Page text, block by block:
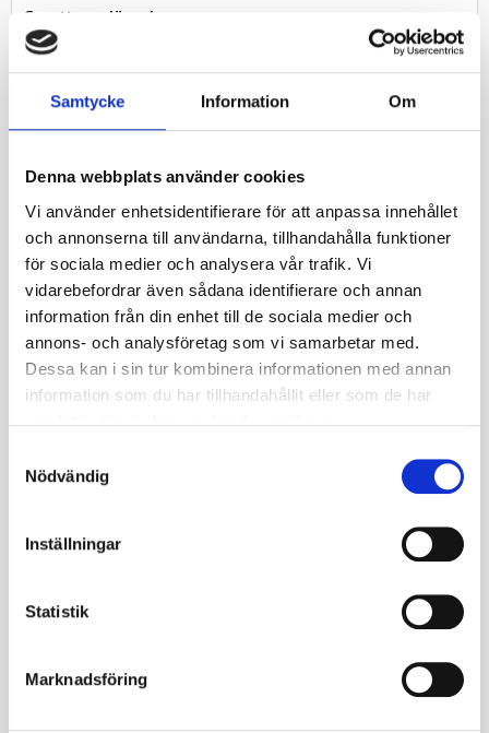
Samtycke Information Om
Denna webbplats använder cookies
Vi använder enhetsidentifierare för att anpassa innehållet
och annonserna till användarna, tillhandahålla funktioner
för sociala medier och analysera vår trafik. Vi
vidarebefordrar även sådana identifierare och annan
information från din enhet till de sociala medier och
annons- och analysföretag som vi samarbetar med.
Dessa kan i sin tur kombinera informationen med annan
information som du har tillhandahållit eller som de har
Nödvändig
Inställningar
Statistik
Marknadsföring
Ge ett omdöme!
lantbruksmaskiner & arbetsredskap
Specifikationer
Nästa inkommande
leveransdatum
17
Miljöavgift
0
Fabrikat
Gripen
Nettovikt kg
0.622
Däckstorlek
4.0
Omdömen